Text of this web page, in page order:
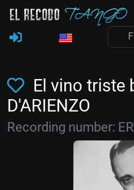
El vino triste
D'ARIENZO
Recording number: